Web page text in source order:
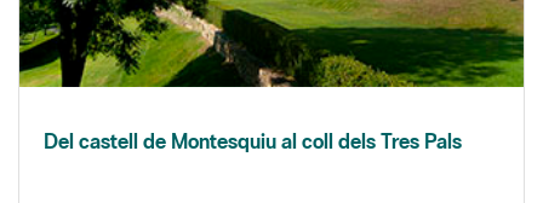
Del castell de Montesquiu al coll dels Tres Pals